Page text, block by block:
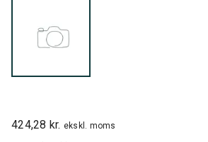
424,28 kr. ekskl. moms